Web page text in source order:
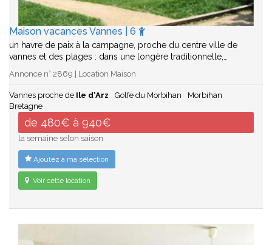
Maison vacances Vannes | 6
un havre de paix à la campagne, proche du centre ville de
vannes et des plages : dans une longère traditionnelle,…
Annonce n° 2869 | Location Maison
Vannes proche de Ile d'Arz Golfe du Morbihan
Morbihan
Bretagne
de 480€ à 940€
la semaine selon saison
Ajoutez à ma sélection
Voir cette location